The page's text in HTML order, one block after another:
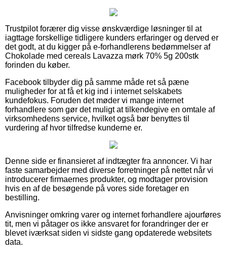
Trustpilot forærer dig visse ønskværdige løsninger til at
iagttage forskellige tidligere kunders erfaringer og derved er
det godt, at du kigger på e-forhandlerens bedømmelser af
Chokolade med cereals Lavazza mørk 70% 5g 200stk
forinden du køber.
Facebook tilbyder dig på samme måde ret så pæne
muligheder for at få et kig ind i internet selskabets
kundefokus. Foruden det møder vi mange internet
forhandlere som gør det muligt at tilkendegive en omtale af
virksomhedens service, hvilket også bør benyttes til
vurdering af hvor tilfredse kunderne er.
Denne side er finansieret af indtægter fra annoncer. Vi har
faste samarbejder med diverse forretninger på nettet når vi
introducerer firmaernes produkter, og modtager provision
hvis en af de besøgende på vores side foretager en
bestilling.
Anvisninger omkring varer og internet forhandlere ajourføres
tit, men vi påtager os ikke ansvaret for forandringer der er
blevet iværksat siden vi sidste gang opdaterede websitets
data.